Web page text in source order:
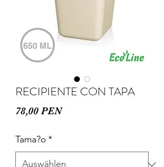
RECIPIENTE CON TAPA
78,00 PENPreis
Tama?o *